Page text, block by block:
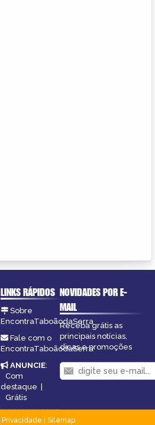
LINKS RÁPIDOS
Sobre
EncontraTaboãodaSerra
Fale com o
EncontraTaboãodaSerra
ANUNCIE:
Com
destaque |
Grátis
NOVIDADES POR E-
MAIL
Receba grátis as
principais notícias,
dicas e promoções
Privacidade
Sitemap